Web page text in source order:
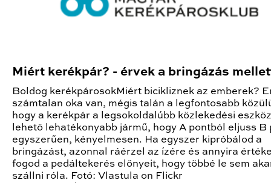
Miért kerékpár? - érvek a bringázás
Boldog kerékpárosokMiért bicikliznek az emberek?
számtalan oka van, mégis talán a legfontosabb
hogy a kerékpár a legsokoldalúbb közlekedési
lehető lehatékonyabb jármű, hogy A pontból eljuss B
egyszerűen, kényelmesen. Ha egyszer kipróbálod a
bringázást, azonnal ráérzel az ízére és annyira
fogod a pedáltekerés előnyeit, hogy többé le sem
szállni róla. Fotó: Vlastula on Flickr